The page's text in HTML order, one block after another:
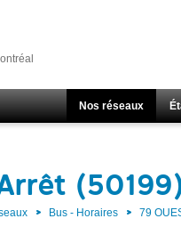
Nos réseaux
Bus - Horaires 79